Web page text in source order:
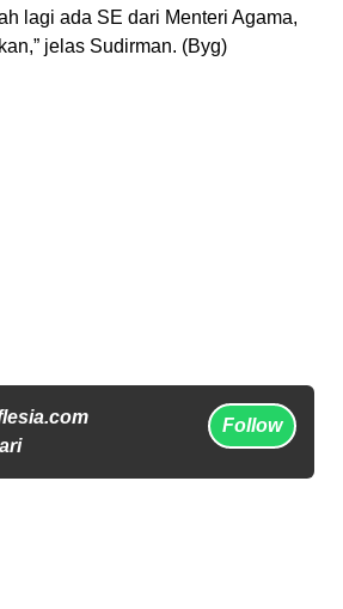
lagi ada SE dari Menteri Agama,
jelas Sudirman. (Byg)
Follow